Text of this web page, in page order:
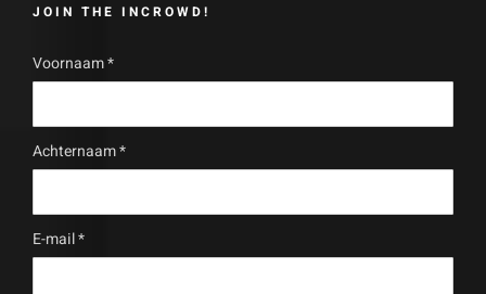
JOIN THE INCROWD!
Voornaam*
Achternaam*
E-mail*